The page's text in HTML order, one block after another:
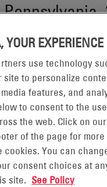
Pennsylvania,
–
ENS), leader globale
per applicazioni
la sua 30.000a
produttore di noti
Airheads®. La 30.000a
di batterie NexSys®
Perfetti Van
dell'azienda.
YOUR EXPERIENCE
use technology
site to personalize
features, and
to consent to the
the web. Click on
of the page for
cookies. You can
consent choices at
site. See Policy